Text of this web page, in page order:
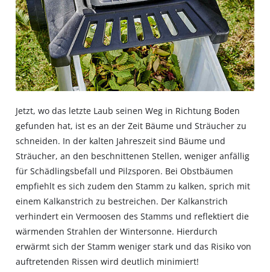
Jetzt, wo das letzte Laub seinen Weg in Richtung Boden
gefunden hat, ist es an der Zeit Bäume und Sträucher zu
schneiden. In der kalten Jahreszeit sind Bäume und
Sträucher, an den beschnittenen Stellen, weniger anfällig
für Schädlingsbefall und Pilzsporen. Bei Obstbäumen
empfiehlt es sich zudem den Stamm zu kalken, sprich mit
einem Kalkanstrich zu bestreichen. Der Kalkanstrich
verhindert ein Vermoosen des Stamms und reflektiert die
wärmenden Strahlen der Wintersonne. Hierdurch
erwärmt sich der Stamm weniger stark und das Risiko von
auftretenden Rissen wird deutlich minimiert!